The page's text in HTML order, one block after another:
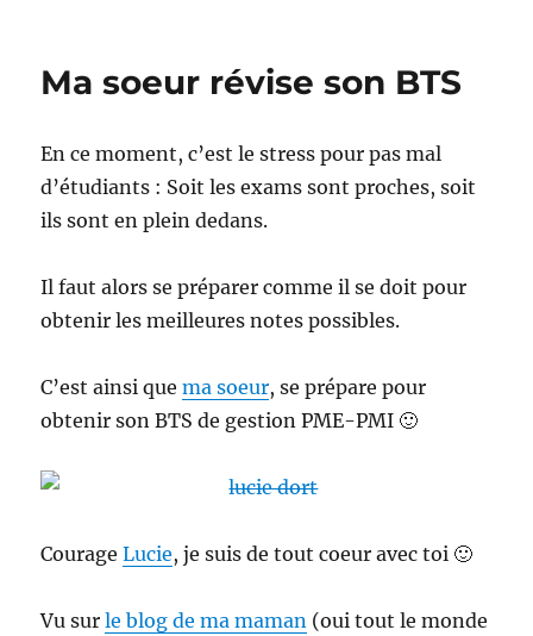
Ma soeur révise son BTS
En ce moment, c’est le stress pour pas mal
d’étudiants : Soit les exams sont proches, soit
ils sont en plein dedans.
Il faut alors se préparer comme il se doit pour
obtenir les meilleures notes possibles.
C’est ainsi quema soeur, se prépare pour
obtenir son BTS de gestion PME-PMI 🙂
CourageLucie, je suis de tout coeur avec toi 🙂
Vu surle blog de ma maman (oui tout le monde